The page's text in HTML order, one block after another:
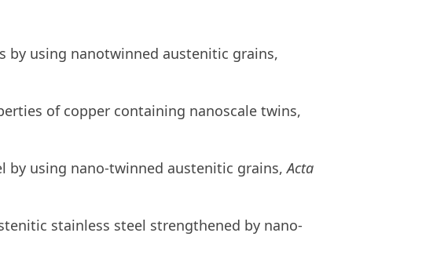
by using nanotwinned austenitic grains,
of copper containing nanoscale twins,
by using nano-twinned austenitic grains,Acta
stainless steel strengthened by nano-